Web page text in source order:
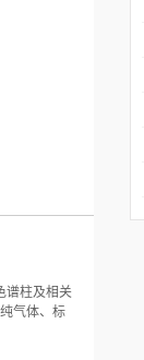
谱柱及相关
气体、标